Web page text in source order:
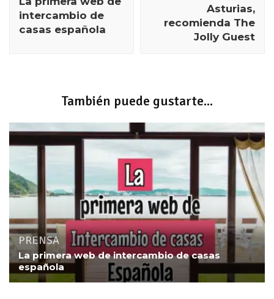
intercambio de
casas española
Asturias,
recomienda The
Jolly Guest
También puede gustarte...
PRENSA
La primera web de intercambio de casas
española